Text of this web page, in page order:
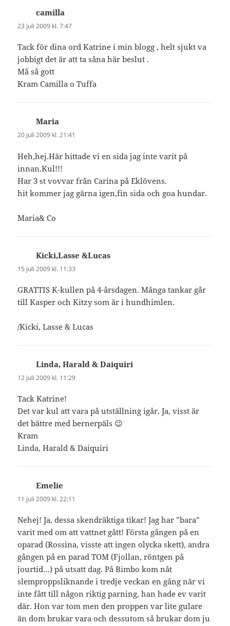
camilla
23 juli 2009 kl. 7:47
Tack för dina ord Katrine i min blogg , helt sjukt va
jobbigt det är att ta såna här beslut .
Må så gott
Kram Camilla o Tuffa
Maria
20 juli 2009 kl. 21:41
Heh,hej.Här hittade vi en sida jag inte varit på
innan.Kul!!!
Har 3 st vovvar från Carina på Eklövens.
hit kommer jag gärna igen,fin sida och goa hundar.
Maria& Co
Kicki,Lasse &Lucas
15 juli 2009 kl. 11:33
GRATTIS K-kullen på 4-årsdagen. Många tankar går
till Kasper och Kitzy som är i hundhimlen.
/Kicki, Lasse & Lucas
Linda, Harald & Daiquiri
12 juli 2009 kl. 11:29
Tack Katrine!
Det var kul att vara på utställning igår. Ja, visst är
det bättre med bernerpäls 😉
Kram
Linda, Harald & Daiquiri
Emelie
11 juli 2009 kl. 22:11
Nehej! Ja, dessa skendräktiga tikar! Jag har ”bara”
varit med om att vattnet gått! Första gången på en
oparad (Rossina, visste att ingen olycka skett), andra
gången på en parad TOM (Fjollan, röntgen på
jourtid…) på utsatt dag. På Bimbo kom nåt
slemproppsliknande i tredje veckan en gång när vi
inte fått till någon riktig parning, han hade ev varit
där. Hon var tom men den proppen var lite gulare
än dom brukar vara och dessutom så brukar dom ju